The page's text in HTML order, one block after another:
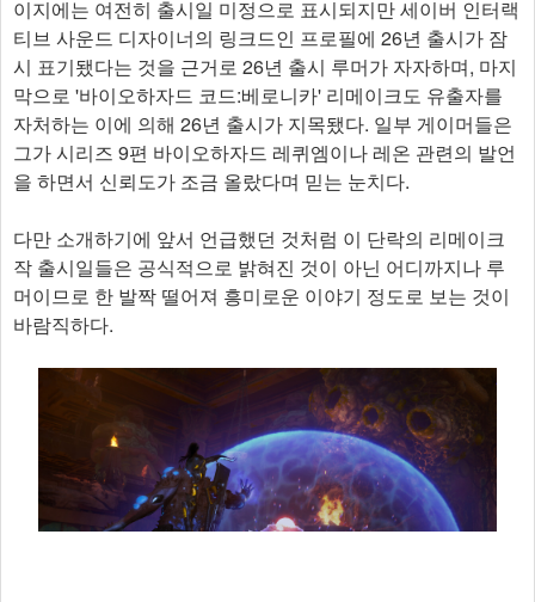
이지에는 여전히 출시일 미정으로 표시되지만 세이버 인터랙
티브 사운드 디자이너의 링크드인 프로필에 26년 출시가 잠
시 표기됐다는 것을 근거로 26년 출시 루머가 자자하며, 마지
막으로 '바이오하자드 코드:베로니카' 리메이크도 유출자를
자처하는 이에 의해 26년 출시가 지목됐다. 일부 게이머들은
그가 시리즈 9편 바이오하자드 레퀴엠이나 레온 관련의 발언
을 하면서 신뢰도가 조금 올랐다며 믿는 눈치다.
다만 소개하기에 앞서 언급했던 것처럼 이 단락의 리메이크
작 출시일들은 공식적으로 밝혀진 것이 아닌 어디까지나 루
머이므로 한 발짝 떨어져 흥미로운 이야기 정도로 보는 것이
바람직하다.